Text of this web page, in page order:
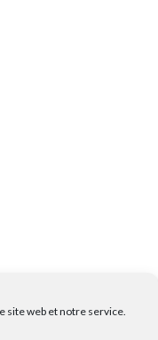
site web et notre service.